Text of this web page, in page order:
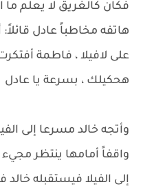
فكان كالغريق لا يعلم ما
هاتفه مخاطباً عادل
على لافيلا ، فاطمة
هحكيلك ، بسرعة يا عادل
وأتجه خالد مسرعا إلى
واقفاً أمامها ينتظر
إلى الفيلا فيستقبله خالد